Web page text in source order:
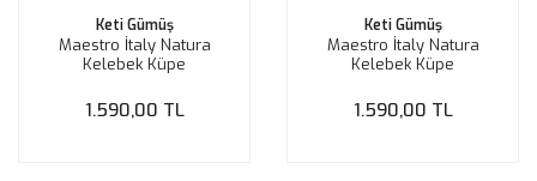
Keti Gümüş
Maestro İtaly Natura
Kelebek Küpe
1.590,00 TL
Keti Gümüş
Maestro İtaly Natura
Kelebek Küpe
1.590,00 TL